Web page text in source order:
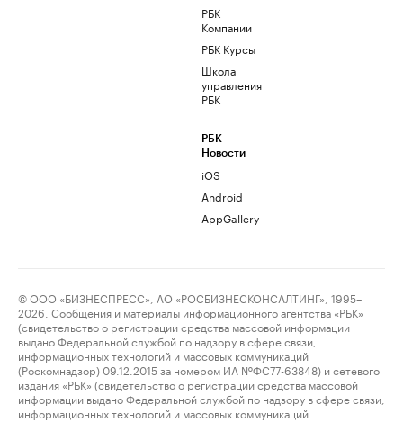
РБК
Компании
РБК Курсы
Школа
управления
РБК
РБК
Новости
iOS
Android
AppGallery
© ООО «БИЗНЕСПРЕСС», АО «РОСБИЗНЕСКОНСАЛТИНГ», 1995–
2026. Сообщения и материалы информационного агентства «РБК»
(свидетельство о регистрации средства массовой информации
выдано Федеральной службой по надзору в сфере связи,
информационных технологий и массовых коммуникаций
(Роскомнадзор) 09.12.2015 за номером ИА №ФС77-63848) и сетевого
издания «РБК» (свидетельство о регистрации средства массовой
информации выдано Федеральной службой по надзору в сфере связи,
информационных технологий и массовых коммуникаций